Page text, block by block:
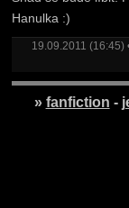
Hanulka :)
19.09.2011 (16:45)
» fanfiction -